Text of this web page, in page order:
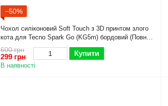
−50%
Чохол силіконовий Soft Touch з 3D принтом злого
кота для Tecno Spark Go (KG5m) бордовий (Повний
захист камери)
600 грн
299 грн Купити
В наявності